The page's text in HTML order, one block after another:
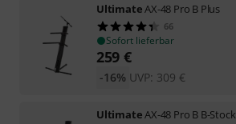
UltimateAX-48 Pro B Plus
66
Sofort lieferbar
259 €
UVP: 309 €
-16%
UltimateAX-48 Pro B B-Stock